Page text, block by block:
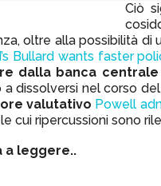
Ciò
oltre alla possibilità di
Bullard wants faster
dalla banca centrale
a dissolversi nel corso
valutativo Powell
le cui ripercussioni sono
a leggere..